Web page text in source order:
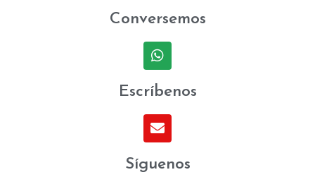
Conversemos
Escríbenos
Síguenos